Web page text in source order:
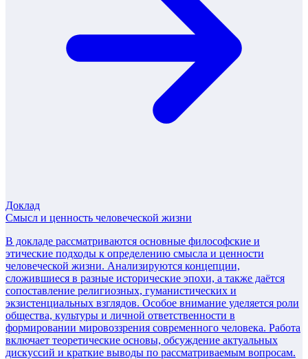
Доклад
Смысл и ценность человеческой жизни
В докладе рассматриваются основные философские и
этические подходы к определению смысла и ценности
человеческой жизни. Анализируются концепции,
сложившиеся в разные исторические эпохи, а также даётся
сопоставление религиозных, гуманистических и
экзистенциальных взглядов. Особое внимание уделяется роли
общества, культуры и личной ответственности в
формировании мировоззрения современного человека. Работа
включает теоретические основы, обсуждение актуальных
дискуссий и краткие выводы по рассматриваемым вопросам.